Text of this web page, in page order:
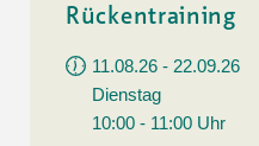
Rückentraining
11.08.26 - 22.09.26
Dienstag
10:00 - 11:00 Uhr